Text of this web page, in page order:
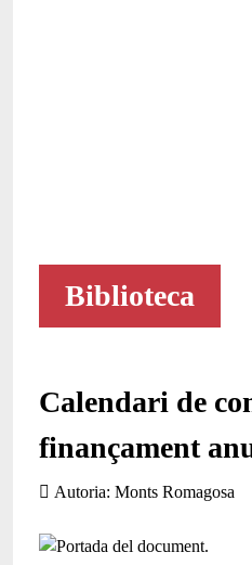
Biblioteca
Calendari de
finançament
Autoria Monts Romagosa